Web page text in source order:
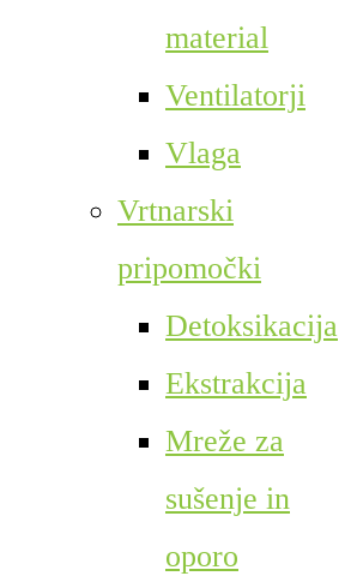
material
Ventilatorji
Vlaga
Vrtnarski
pripomočki
Detoksikacija
Ekstrakcija
Mreže za
sušenje in
oporo